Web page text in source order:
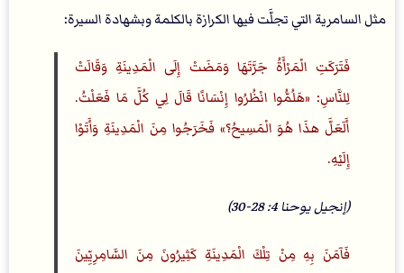
مثل السامرية التي تجلَّت فيها الكرازة بالكلمة وبشهادة السيرة:
فَتَرَكَتِ الْمَرْأَةُ جَرَّتَهَا وَمَضَتْ إِلَى الْمَدِينَةِ وَقَالَتْ
لِلنَّاسِ: «هَلُمُّوا انْظُرُوا إِنْسَانًا قَالَ لِي كُلَّ مَا فَعَلْتُ.
أَلَعَلَّ هذَا هُوَ الْمَسِيحُ؟» فَخَرَجُوا مِنَ الْمَدِينَةِ وَأَتَوْا
إِلَيْهِ.
(إنجيل يوحنا 4: 28-30)
فَآمَنَ بِهِ مِنْ تِلْكَ الْمَدِينَةِ كَثِيرُونَ مِنَ السَّامِرِيِّينَ